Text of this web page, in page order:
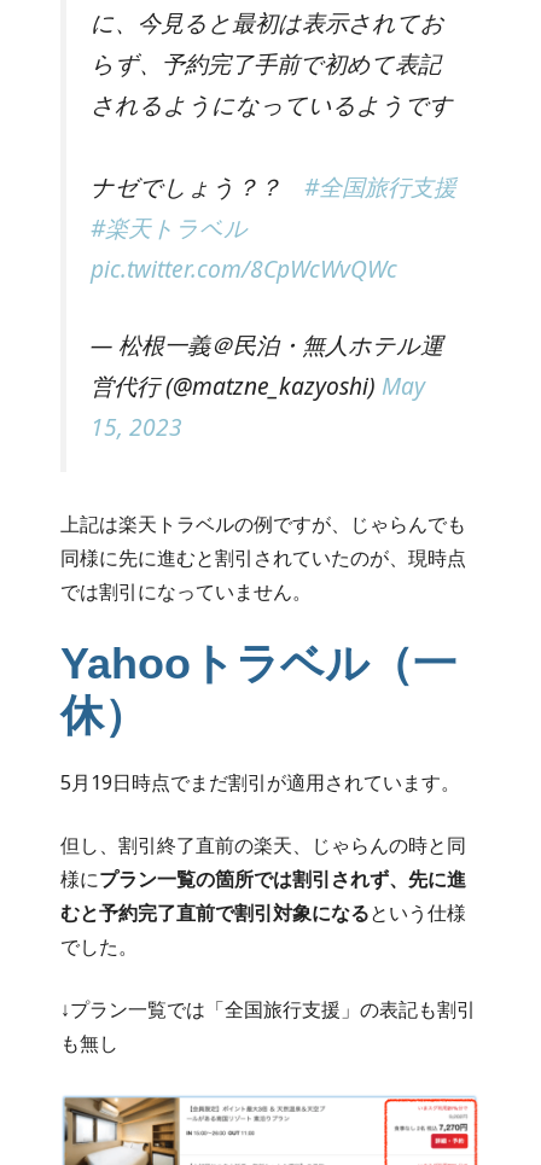
に、今見ると最初は表示されてお
らず、予約完了手前で初めて表記
されるようになっているようです
ナゼでしょう？？ #全国旅行支援
#楽天トラベル
pic.twitter.com/8CpWcWvQWc
— 松根一義＠民泊・無人ホテル運
営代行 (@matzne_kazyoshi) May
15, 2023
上記は楽天トラベルの例ですが、じゃらんでも
同様に先に進むと割引されていたのが、現時点
では割引になっていません。
Yahooトラベル（一
休）
5月19日時点でまだ割引が適用されています。
但し、割引終了直前の楽天、じゃらんの時と同
様にプラン一覧の箇所では割引されず、先に進
むと予約完了直前で割引対象になるという仕様
でした。
↓プラン一覧では「全国旅行支援」の表記も割引
も無し